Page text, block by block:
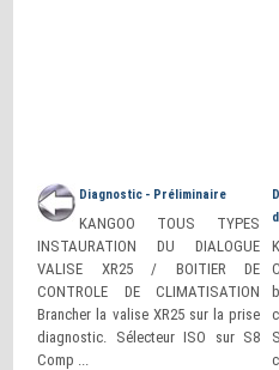
Diagnostic - Préliminaire
KANGOO TOUS TYPES
INSTAURATION DU DIALOGUE
VALISE XR25 / BOITIER DE
CONTROLE DE CLIMATISATION
Brancher la valise XR25 sur la prise
diagnostic. Sélecteur ISO sur S8
Comp ...